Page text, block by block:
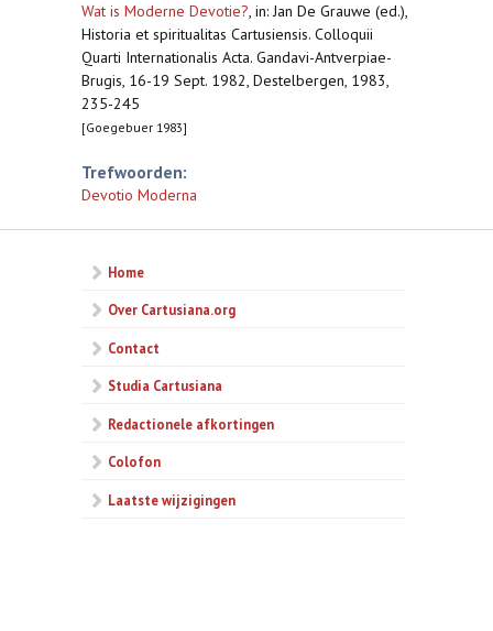
Wat is Moderne Devotie?, in: Jan De Grauwe (ed.),
Historia et spiritualitas Cartusiensis. Colloquii
Quarti Internationalis Acta. Gandavi-Antverpiae-
Brugis, 16-19 Sept. 1982, Destelbergen, 1983,
235-245
[Goegebuer 1983]
Trefwoorden:
Devotio Moderna
Home
Over Cartusiana.org
Contact
Studia Cartusiana
Redactionele afkortingen
Colofon
Laatste wijzigingen